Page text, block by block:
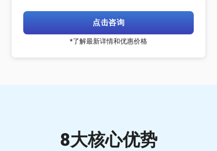
点击咨询
*了解最新详情和优惠价格
8大核心优势